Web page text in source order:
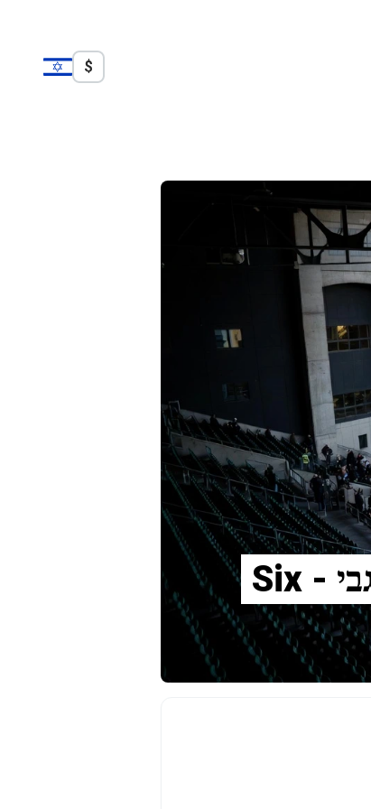
$
איך קונים כרטיסים לIreland נגד Scotland ברוגבי - Six